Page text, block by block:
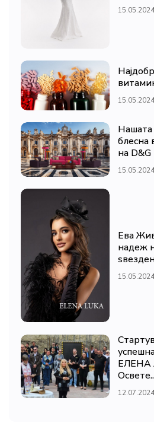
15.05.2024
15.05.2024
блесна
на D&G
15.05.2024
Ева
надеж
15.05.2024
ЕЛЕНА
12.07.2024